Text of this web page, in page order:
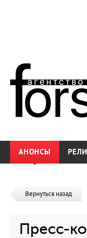
АНОНСЫ
Вернуться назад
Пресс-